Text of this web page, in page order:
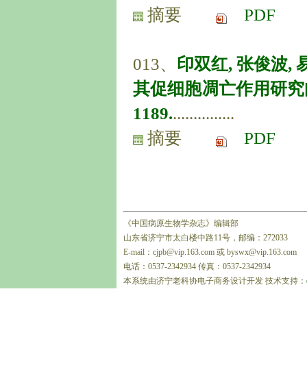
摘要
PDF
013、 印双红, 张俊波,
其促细胞凋亡作用研
1189................
摘要
PDF
《中国病原生物学杂志》编辑部
山东省济宁市太白楼中路11号，邮编：272033
E-mail：cjpb@vip.163.com 或 byswx@vip.163.com
电话：0537-2342934 传真：0537-2342934
本系统由济宁老科协电子商务设计开发 技术支持：